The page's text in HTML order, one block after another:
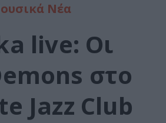
Νέα
live: Οι
στο
Jazz Club